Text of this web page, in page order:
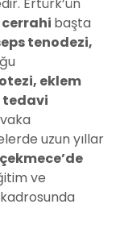
başta
tenodezi,
eklem
tedavi
uzun yıllar
ve